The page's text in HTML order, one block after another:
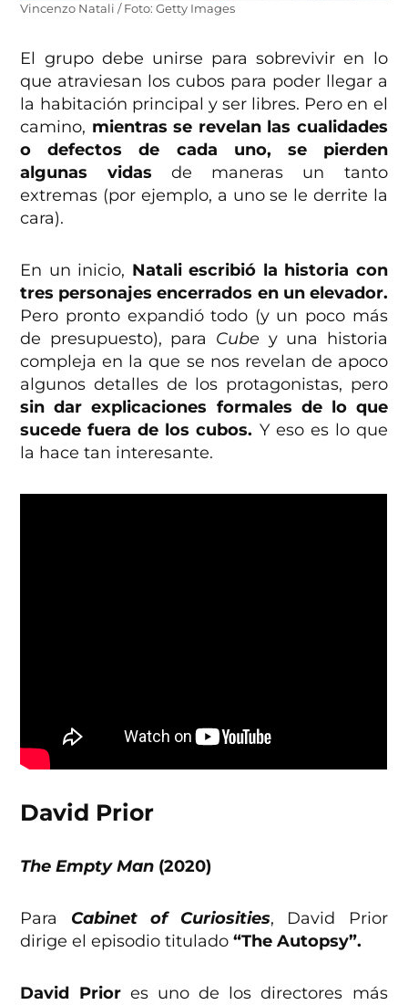
Vincenzo Natali / Foto: Getty Images
El grupo debe unirse para sobrevivir en lo
que atraviesan los cubos para poder llegar a
la habitación principal y ser libres. Pero en el
camino, mientras se revelan las cualidades
o defectos de cada uno, se pierden
algunas vidas de maneras un tanto
extremas (por ejemplo, a uno se le derrite la
cara).
En un inicio, Natali escribió la historia con
tres personajes encerrados en un elevador.
Pero pronto expandió todo (y un poco más
de presupuesto), para Cube y una historia
compleja en la que se nos revelan de apoco
algunos detalles de los protagonistas, pero
sin dar explicaciones formales de lo que
sucede fuera de los cubos. Y eso es lo que
la hace tan interesante.
David Prior
The Empty Man (2020)
Para Cabinet of Curiosities, David Prior
dirige el episodio titulado“The Autopsy”.
David Priores uno de los directores más